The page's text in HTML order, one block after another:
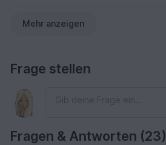
Mehr anzeigen
Frage stellen
Fragen & Antworten (23)